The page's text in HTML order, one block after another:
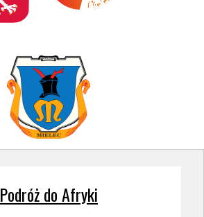
Podróż do Afryki